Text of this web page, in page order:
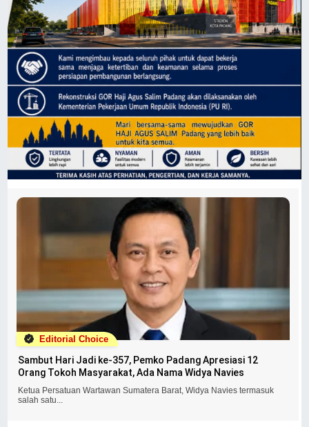
Editorial Choice
Sambut Hari Jadi ke-357, Pemko Padang Apresiasi 12
Orang Tokoh Masyarakat, Ada Nama Widya Navies
Ketua Persatuan Wartawan Sumatera Barat, Widya Navies termasuk
salah satu...